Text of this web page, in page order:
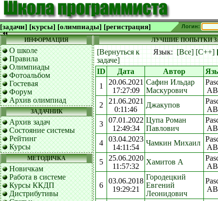
[задачи] [курсы] [олимпиады] [регистрация] Логин:
ИНФОРМАЦИЯ
О школе
Правила
Олимпиады
Фотоальбом
Гостевая
Форум
Архив олимпиад
ЗАДАЧНИК
Архив задач
Состояние системы
Рейтинг
Курсы
МЕТОДИЧКА
Новичкам
Работа в системе
Курсы ККДП
Дистрибутивы
ЛУЧШИЕ ПОПЫТКИ
[Вернуться к
задаче]
Язык:[Все] [C++]
ID Дата Автор
1
20.06.2021
17:27:09
Сафин Ильдар
Маскурович
2
21.06.2021
0:11:46
Джакупов
3
07.01.2022
12:49:34
Цупа Роман
Павлович
4
03.04.2023
14:11:54
Чамкин Михаил
5
25.06.2020
11:57:32
Хамитов А
6
03.06.2018
19:29:21
Городецкий
Евгений
Леонидович